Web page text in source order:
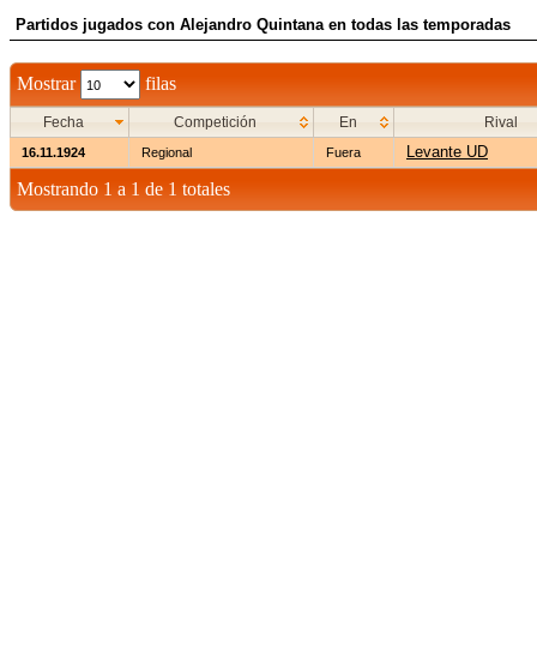
Partidos jugados con Alejandro Quintana en todas las temporadas
Mostrar filas
Fecha Competición En Rival
16.11.1924 Regional Fuera Levante UD
Mostrando 1 a 1 de 1 totales